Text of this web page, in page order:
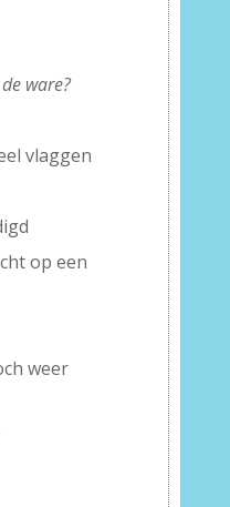
ware?
vlaggen
op een
weer